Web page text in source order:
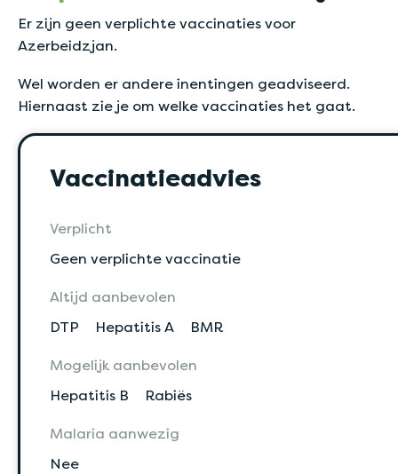
Er zijn geen verplichte vaccinaties voor
Azerbeidzjan.
Wel worden er andere inentingen geadviseerd.
Hiernaast zie je om welke vaccinaties het gaat.
Vaccinatieadvies
Verplicht
Geen verplichte vaccinatie
Altijd aanbevolen
DTP
Hepatitis A BMR
Mogelijk aanbevolen
Hepatitis B
Rabiës
Malaria aanwezig
Nee